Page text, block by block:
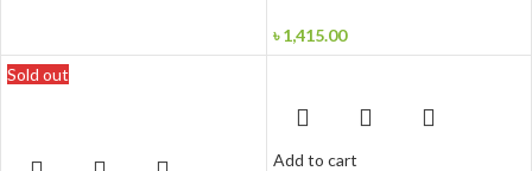
৳1,415.00
Sold out
Add to cart